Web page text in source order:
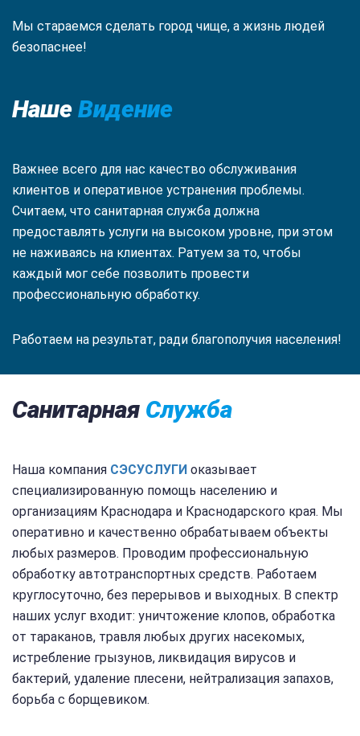
Мы стараемся сделать город чище, а жизнь людей
безопаснее!
Наше Видение
Важнее всего для нас качество обслуживания
клиентов и оперативное устранения проблемы.
Считаем, что санитарная служба должна
предоставлять услуги на высоком уровне, при этом
не наживаясь на клиентах. Ратуем за то, чтобы
каждый мог себе позволить провести
профессиональную обработку.
Работаем на результат, ради благополучия населения!
Санитарная Служба
Наша компания СЭСУСЛУГИ оказывает
специализированную помощь населению и
организациям Краснодара и Краснодарского края. Мы
оперативно и качественно обрабатываем объекты
любых размеров. Проводим профессиональную
обработку автотранспортных средств. Работаем
круглосуточно, без перерывов и выходных. В спектр
наших услуг входит: уничтожение клопов, обработка
от тараканов, травля любых других насекомых,
истребление грызунов, ликвидация вирусов и
бактерий, удаление плесени, нейтрализация запахов,
борьба с борщевиком.